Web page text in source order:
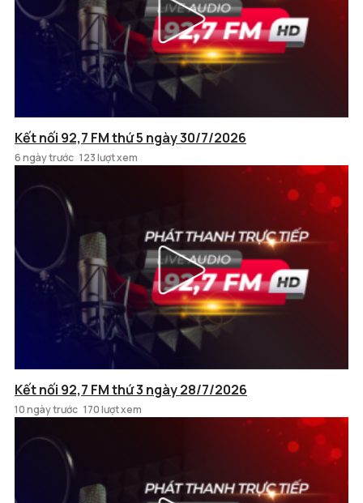
Kết nối 92,7 FM thứ 5 ngày 30/7/2026
6 ngày trước 123 lượt xem
Kết nối 92,7 FM thứ 3 ngày 28/7/2026
10 ngày trước 170 lượt xem